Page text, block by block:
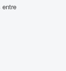
entre